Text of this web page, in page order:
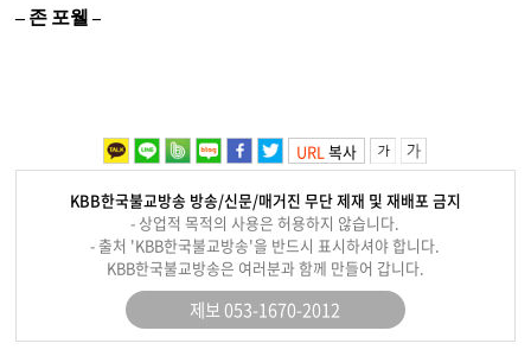
– 존 포웰 –
URL 복사
KBB한국불교방송 방송/신문/매거진 무단 제재 및 재배포 금지
- 상업적 목적의 사용은 허용하지 않습니다.
- 출처 'KBB한국불교방송'을 반드시 표시하셔야 합니다.
KBB한국불교방송은 여러분과 함께 만들어 갑니다.
제보 053-1670-2012